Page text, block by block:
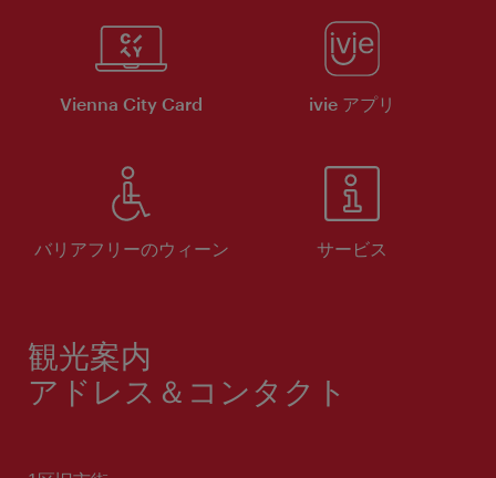
Vienna City Card ivie アプリ
バリアフリーのウィーン サービス
観光案内
アドレス＆コンタクト